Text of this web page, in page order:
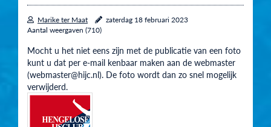
Marike ter Maat
zaterdag 18 februari 2023
Aantal weergaven (710)
Mocht u het niet eens zijn met de publicatie van een foto
kunt u dat per e-mail kenbaar maken aan de webmaster
(webmaster@hijc.nl). De foto wordt dan zo snel mogelijk
verwijderd.